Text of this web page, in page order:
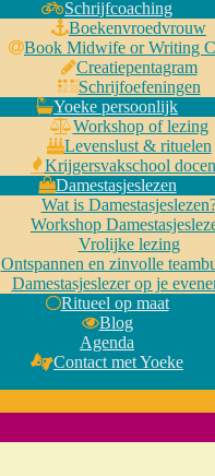
Schrijfcoaching
Boekenvroedvrouw
Book Midwife or Writing
Creatiepentagram
Schrijfoefeningen
Yoeke persoonlijk
Workshop of lezing
Levenslust & rituelen
Krijgersvakschool
Damestasjeslezen
Wat is
Workshop
Vrolijke lezing
Ontspannen en zinvolle
Damestasjeslezer op je
Ritueel op maat
Blog
Agenda
Contact met Yoeke